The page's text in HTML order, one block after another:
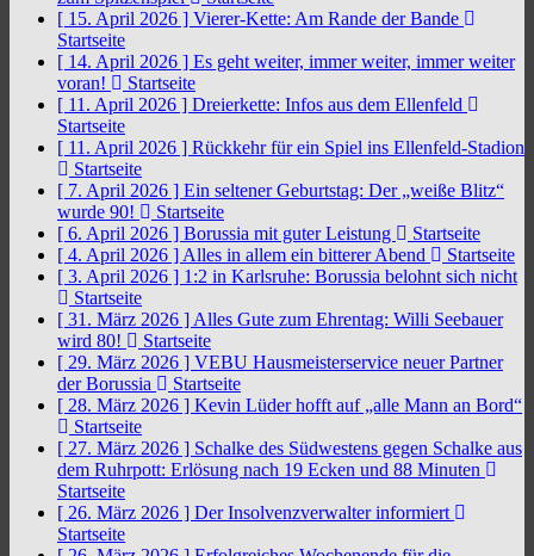
[ 15. April 2026 ] Vierer-Kette: Am Rande der Bande
Startseite
[ 14. April 2026 ] Es geht weiter, immer weiter, immer weiter
voran!
Startseite
[ 11. April 2026 ] Dreierkette: Infos aus dem Ellenfeld
Startseite
[ 11. April 2026 ] Rückkehr für ein Spiel ins Ellenfeld-Stadion
Startseite
[ 7. April 2026 ] Ein seltener Geburtstag: Der „weiße Blitz“
wurde 90!
Startseite
[ 6. April 2026 ] Borussia mit guter Leistung
Startseite
[ 4. April 2026 ] Alles in allem ein bitterer Abend
Startseite
[ 3. April 2026 ] 1:2 in Karlsruhe: Borussia belohnt sich nicht
Startseite
[ 31. März 2026 ] Alles Gute zum Ehrentag: Willi Seebauer
wird 80!
Startseite
[ 29. März 2026 ] VEBU Hausmeisterservice neuer Partner
der Borussia
Startseite
[ 28. März 2026 ] Kevin Lüder hofft auf „alle Mann an Bord“
Startseite
[ 27. März 2026 ] Schalke des Südwestens gegen Schalke aus
dem Ruhrpott: Erlösung nach 19 Ecken und 88 Minuten
Startseite
[ 26. März 2026 ] Der Insolvenzverwalter informiert
Startseite